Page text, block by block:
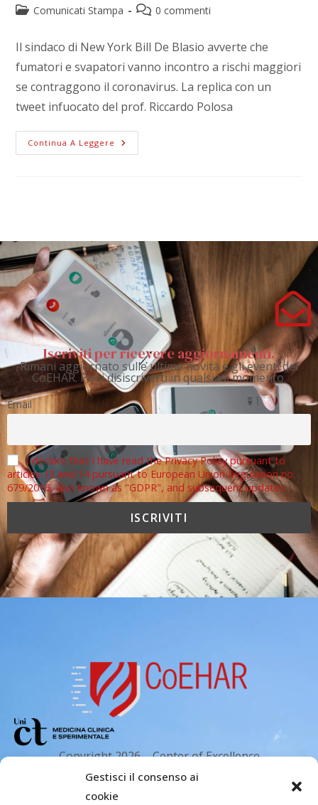
Gestisci il consenso ai
cookie
Comunicati Stampa
0 commenti
Il sindaco di New York Bill De Blasio avverte che
fumatori e svapatori vanno incontro a rischi maggiori
se contraggono il coronavirus. La replica con un
tweet infuocato del prof. Riccardo Polosa
Continua A Leggere
Iscriviti per ricevere aggiornamenti.
Rimani aggiornato sulle ultime novità e gli eventi del
CoEHAR. Puoi disiscriverti in qualsiasi momento.
Email
I declare that I have read the Privacy Policy pursuant to
articles 13 and 14 pursuant to European Union Regulation no.
679/2016, also known as "GDPR", and subsequent updates.
Copyright 2026 – Center of Excellence
for the acceleration of Harm Reduction.
Tutti i diritti riservati.